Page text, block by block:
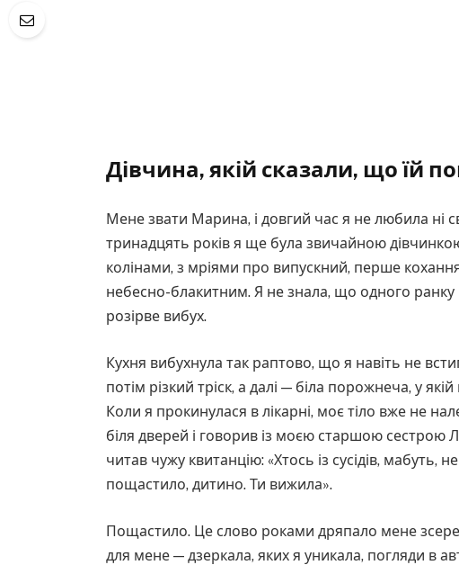
Дівчина, якій сказали, що їй
Мене звати Марина, і довгий час я не любила ні
тринадцять років я ще була звичайною
колінами, з мріями про випускний, перше
небесно-блакитним. Я не знала, що одного
розірве вибух.
Кухня вибухнула так раптово, що я навіть не
потім різкий тріск, а далі — біла порожнеча, у
Коли я прокинулася в лікарні, моє тіло вже не
біля дверей і говорив із моєю старшою сестрою
читав чужу квитанцію: «Хтось із сусідів, мабуть,
пощастило, дитино. Ти вижила».
Пощастило. Це слово роками дряпало мене
для мене — дзеркала, яких я уникала, погляди в